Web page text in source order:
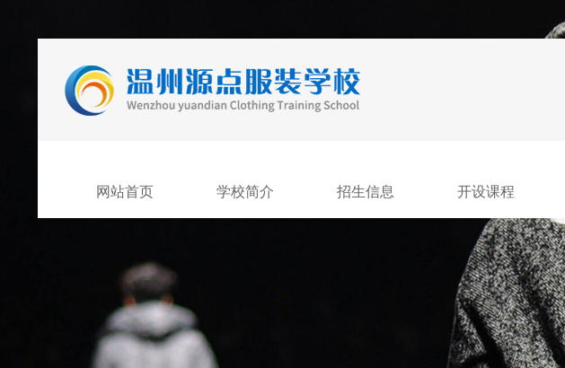
网站首页 学校简介 招生信息 开设课程